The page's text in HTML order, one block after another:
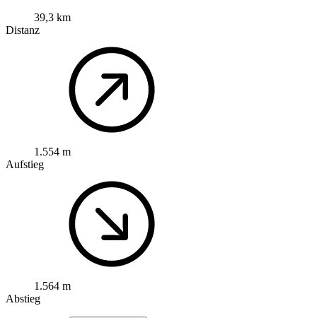
39,3 km
Distanz
1.554 m
Aufstieg
1.564 m
Abstieg